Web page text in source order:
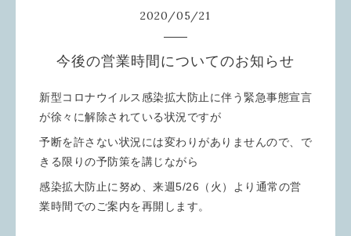
2020/05/21
今後の営業時間についてのお知らせ
新型コロナウイルス感染拡大防止に伴う緊急事態宣言
が徐々に解除されている状況ですが
予断を許さない状況には変わりがありませんので、で
きる限りの予防策を講じながら
感染拡大防止に努め、来週5/26（火）より通常の営
業時間でのご案内を再開します。